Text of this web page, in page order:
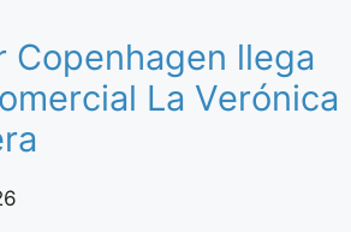
Copenhagen llega
La Verónica